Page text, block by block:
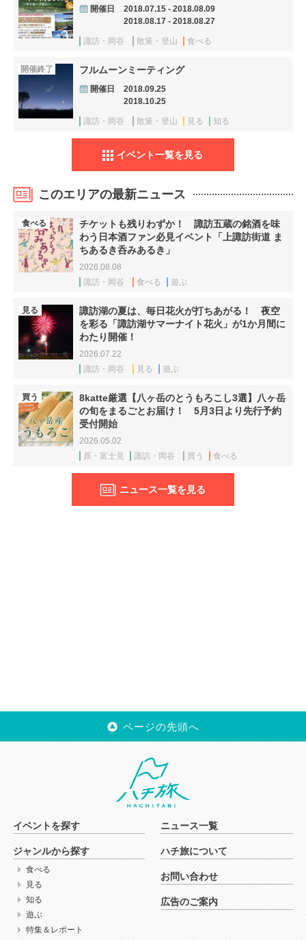
開催日
2018.07.15 - 2018.08.09
2018.08.17 - 2018.08.27
諏訪・岡谷 散策・登山 食べる
開催終了 フルムーンミーティング
開催日
2018.09.25
2018.10.25
諏訪・岡谷 散策・登山 見る 知る
イベント一覧を見る
このエリアの最新ニュース
食べる
チケットも残りわずか！ 諏訪五蔵の銘酒を味
わう日本酒ファン必見イベント「上諏訪街道 ま
ちあるき呑みあるき」
2026.08.08
諏訪・岡谷
食べる 遊ぶ
見る
諏訪湖の夏は、毎日花火が打ちあがる！ 夜空
を彩る「諏訪湖サマーナイト花火」が1か月間に
わたり開催！
2026.07.22
諏訪・岡谷
見る 遊ぶ
買う
8katte厳選【八ヶ岳のとうもろこし3選】八ヶ岳
の旬をまるごとお届け！ 5月3日より先行予約
受付開始
2026.05.02
原・富士見
諏訪・岡谷 買う 食べる
ニュース一覧を見る
ページの先頭へ
イベントを探す
ジャンルから探す
食べる
見る
知る
遊ぶ
特集＆レポート
ニュース一覧
ハチ旅について
お問い合わせ
広告のご案内